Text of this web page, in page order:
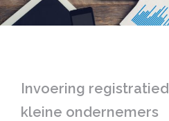
Invoering
kleine ondernemers